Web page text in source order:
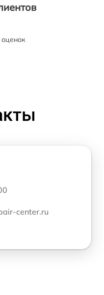
оценок
center.ru